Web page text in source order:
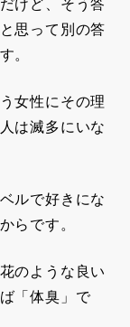
思って別の答
。
女性にその理
は滅多にいな
ルで好きにな
らです。
のような良い
「体臭」で